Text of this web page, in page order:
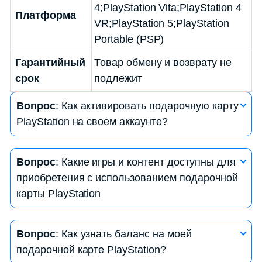
Платформа
4;PlayStation Vita;PlayStation 4
VR;PlayStation 5;PlayStation
Portable (PSP)
Гарантийный
срок
Товар обмену и возврату не
подлежит
Вопрос: Как активировать подарочную карту
PlayStation на своем аккаунте?
Ответ: Для активации подарочной карты
PlayStation на своем аккаунте, вам нужно:
— Зайти в свой аккаунт PlayStation Network
(PSN).
— Выбрать «Использовать код» или «Пополнить
Вопрос: Какие игры и контент доступны для
приобретения с использованием подарочной
карты PlayStation
Ответ: С помощью подарочной карты
PlayStation вы можете приобрести игры,
дополнительный контент, виртуальные товары, а
Вопрос: Как узнать баланс на моей
подарочной карте PlayStation?